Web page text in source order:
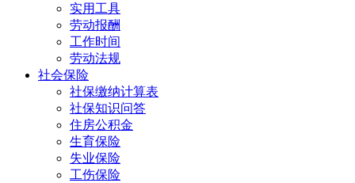
实用工具
劳动报酬
工作时间
劳动法规
社会保险
社保缴纳计算表
社保知识问答
住房公积金
生育保险
失业保险
工伤保险